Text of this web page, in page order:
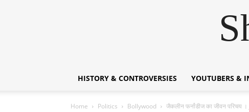
HISTORY & CONTROVERSIES YOUTUBERS &
Home Politics Bollywood जैकलीन फर्नांडीज का जीवन